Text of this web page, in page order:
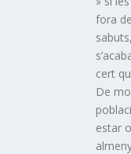
fora
cert
De
estar